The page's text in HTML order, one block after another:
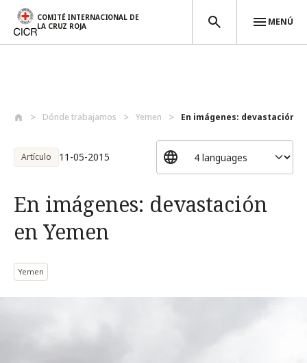
COMITÉ INTERNACIONAL DE
LA CRUZ ROJA
MENÚ
Dónde trabajamos Yemen En imágenes: devastación
Artículo 11-05-2015
En imágenes: devastación
en Yemen
Yemen